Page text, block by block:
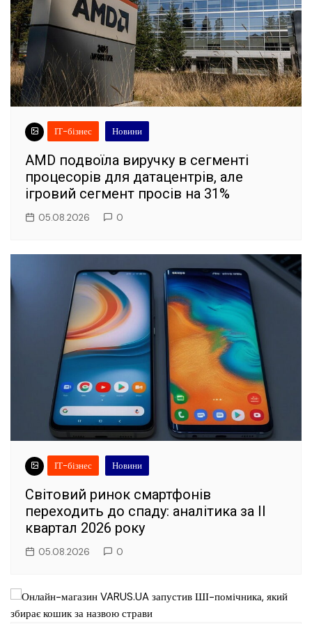
ІТ-бізнес Новини
AMD подвоїла виручку в сегменті
процесорів для датацентрів, але
ігровий сегмент просів на 31%
05.08.2026 0
ІТ-бізнес Новини
Світовий ринок смартфонів
переходить до спаду: аналітика за II
квартал 2026 року
05.08.2026 0